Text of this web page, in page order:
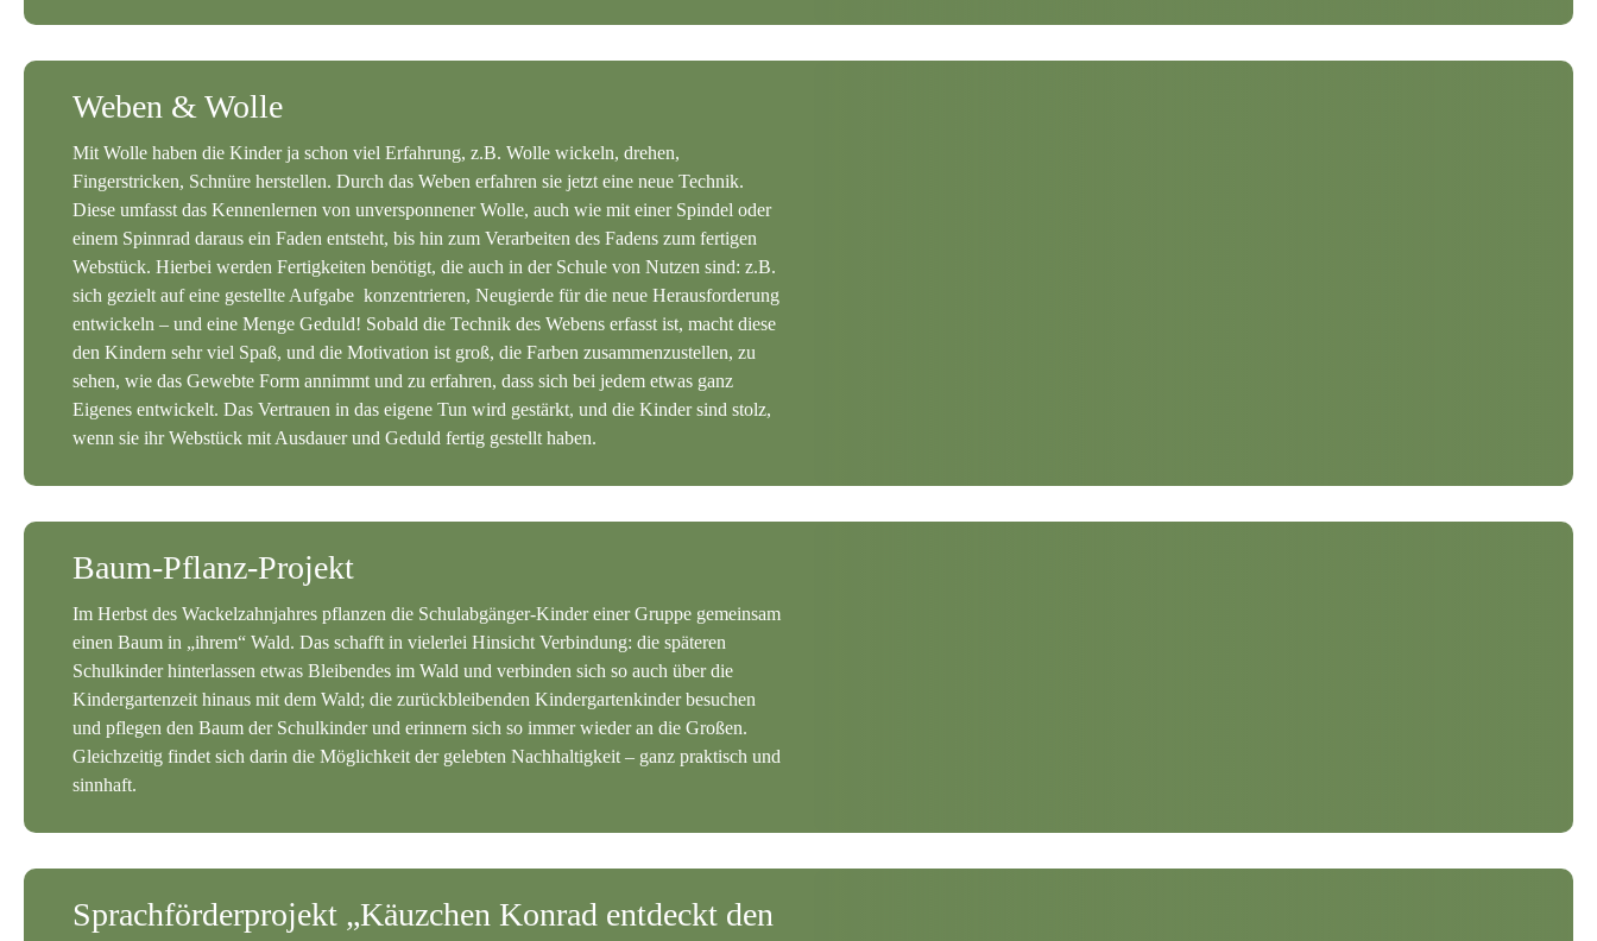
Weben & Wolle
Mit Wolle haben die Kinder ja schon viel Erfahrung, z.B. Wolle wickeln, drehen,
Fingerstricken, Schnüre herstellen. Durch das Weben erfahren sie jetzt eine neue Technik.
Diese umfasst das Kennenlernen von unversponnener Wolle, auch wie mit einer Spindel oder
einem Spinnrad daraus ein Faden entsteht, bis hin zum Verarbeiten des Fadens zum fertigen
Webstück. Hierbei werden Fertigkeiten benötigt, die auch in der Schule von Nutzen sind: z.B.
sich gezielt auf eine gestellte Aufgabe konzentrieren, Neugierde für die neue Herausforderung
entwickeln – und eine Menge Geduld! Sobald die Technik des Webens erfasst ist, macht diese
den Kindern sehr viel Spaß, und die Motivation ist groß, die Farben zusammenzustellen, zu
sehen, wie das Gewebte Form annimmt und zu erfahren, dass sich bei jedem etwas ganz
Eigenes entwickelt. Das Vertrauen in das eigene Tun wird gestärkt, und die Kinder sind stolz,
wenn sie ihr Webstück mit Ausdauer und Geduld fertig gestellt haben.
Baum-Pflanz-Projekt
Im Herbst des Wackelzahnjahres pflanzen die Schulabgänger-Kinder einer Gruppe gemeinsam
einen Baum in „ihrem“ Wald. Das schafft in vielerlei Hinsicht Verbindung: die späteren
Schulkinder hinterlassen etwas Bleibendes im Wald und verbinden sich so auch über die
Kindergartenzeit hinaus mit dem Wald; die zurückbleibenden Kindergartenkinder besuchen
und pflegen den Baum der Schulkinder und erinnern sich so immer wieder an die Großen.
Gleichzeitig findet sich darin die Möglichkeit der gelebten Nachhaltigkeit – ganz praktisch und
sinnhaft.
Sprachförderprojekt „Käuzchen Konrad entdeckt den